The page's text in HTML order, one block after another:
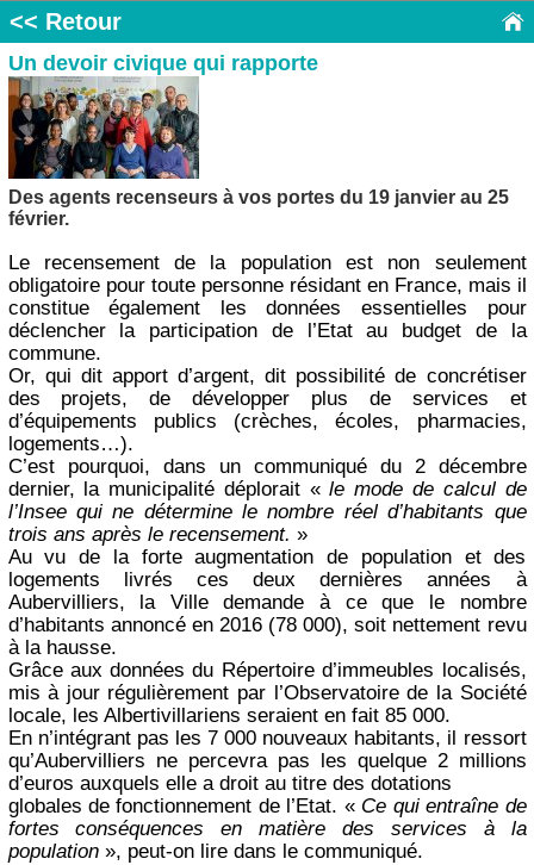
<< Retour
Un devoir civique qui rapporte
Des agents recenseurs à vos portes du 19 janvier au 25
février.
Le recensement de la population est non seulement
obligatoire pour toute personne résidant en France, mais il
constitue également les données essentielles pour
déclencher la participation de l’Etat au budget de la
commune.
Or, qui dit apport d’argent, dit possibilité de concrétiser
des projets, de développer plus de services et
d’équipements publics (crèches, écoles, pharmacies,
logements…).
C’est pourquoi, dans un communiqué du 2 décembre
dernier, la municipalité déplorait «le mode de calcul de
l’Insee qui ne détermine le nombre réel d’habitants que
trois ans après le recensement. »
Au vu de la forte augmentation de population et des
logements livrés ces deux dernières années à
Aubervilliers, la Ville demande à ce que le nombre
d’habitants annoncé en 2016 (78 000), soit nettement revu
à la hausse.
Grâce aux données du Répertoire d’immeubles localisés,
mis à jour régulièrement par l’Observatoire de la Société
locale, les Albertivillariens seraient en fait 85 000.
En n’intégrant pas les 7 000 nouveaux habitants, il ressort
qu’Aubervilliers ne percevra pas les quelque 2 millions
d’euros auxquels elle a droit au titre des dotations
globales de fonctionnement de l’Etat. « Ce qui entraîne de
fortes conséquences en matière des services à la
population», peut-on lire dans le communiqué.